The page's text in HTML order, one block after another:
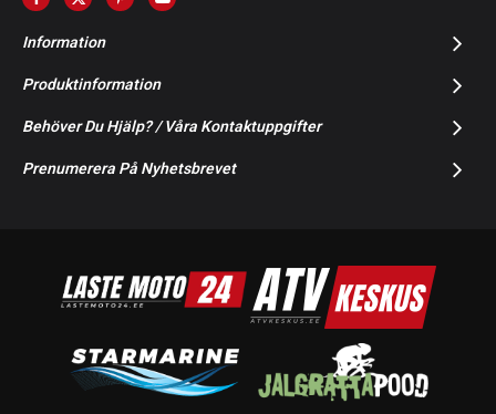
Information
Produktinformation
Behöver Du Hjälp? / Våra Kontaktuppgifter
Prenumerera På Nyhetsbrevet